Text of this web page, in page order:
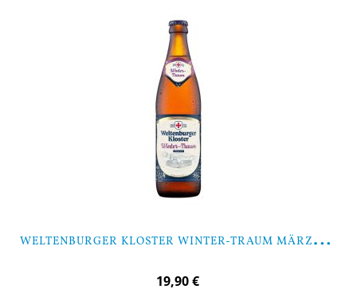
W
ELTENBURGER KLOSTER WINTER-TRAUM MÄRZEN - 9 FLASCHEN
19,90 €